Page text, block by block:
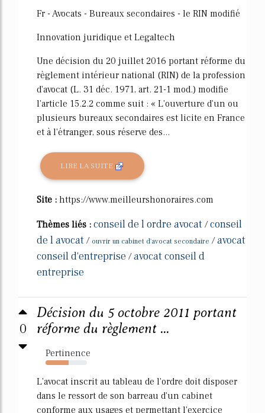
Fr - Avocats - Bureaux secondaires - le RIN modifié
Innovation juridique et Legaltech
Une décision du 20 juillet 2016 portant réforme du
règlement intérieur national (RIN) de la profession
d'avocat (L. 31 déc. 1971, art. 21-1 mod.) modifie
l'article 15.2.2 comme suit : « L'ouverture d'un ou
plusieurs bureaux secondaires est licite en France
et à l'étranger, sous réserve des...
LIRE LA SUITE
Site : https://www.meilleurshonoraires.com
Thèmes liés : conseil de l ordre avocat /conseil
de l avocat / ouvrir un cabinet d'avocat secondaire /avocat
conseil d'entreprise /avocat conseil d
entreprise
0
Décision du 5 octobre 2011 portant
réforme du règlement ...
Pertinence
55%
L'avocat inscrit au tableau de l'ordre doit disposer
dans le ressort de son barreau d'un cabinet
conforme aux usages et permettant l'exercice